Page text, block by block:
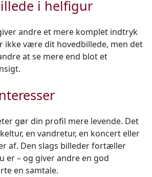
i helfigur
andre et mere komplet indtryk
ikke være dit hovedbillede, men det
at se mere end blot et
gør din profil mere levende. Det
en vandretur, en koncert eller
af. Den slags billeder fortæller
er – og giver andre en god
en samtale.